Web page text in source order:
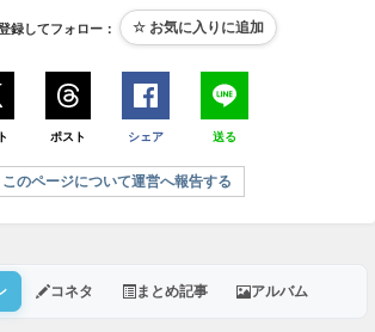
録してフォロー：
ポスト シェア 送る
のページについて運営へ報告する
コネタ まとめ記事 アルバム